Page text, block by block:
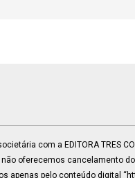
com a EDITORA TRES
oferecemos cancelamento
apenas pelo conteúdo digital